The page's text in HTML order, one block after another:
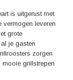
tegelijk te
Daarnaast
geprezen.
D Zwart haal je
je de lekkerste
tuinfeest geeft of
is uitgerust met
leveren
grote
je gasten
zorgen
grillstrepen